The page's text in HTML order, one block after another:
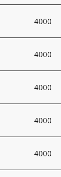
4000
4000
4000
4000
4000